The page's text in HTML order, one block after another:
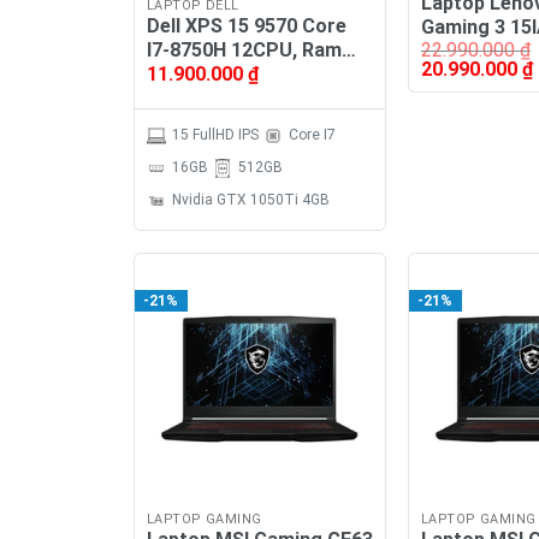
LAPTOP DELL
Dell XPS 15 9570 Core
I7-8750H 12CPU, Ram
16GB, SSD NVMe 512GB,
MH 15.6″ FHD
11.900.000 ₫
15 FullHD IPS
Core I7
16GB
512GB
Nvidia GTX 1050Ti 4GB
Gaming 3
22.990.000₫
Giá
20.990.000 ₫
-21%
LAPTOP GAMING
-21%
LAPTOP GAMING